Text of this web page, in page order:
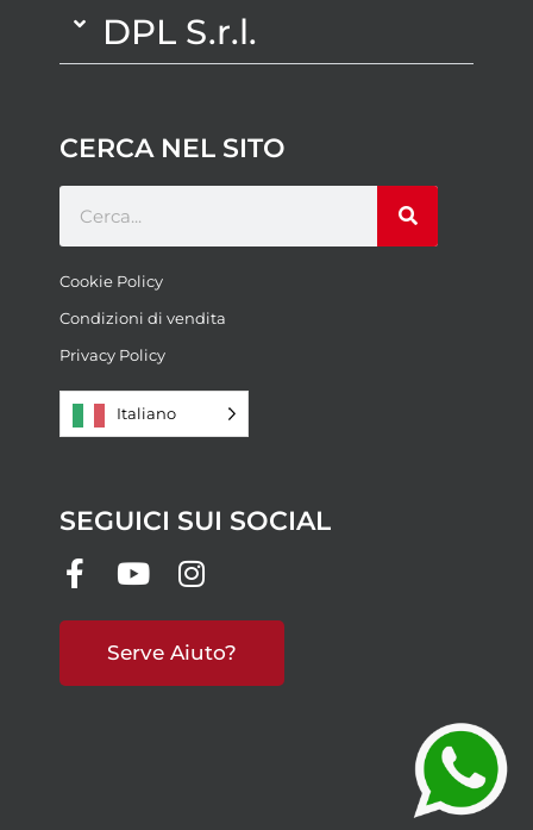
DPL S.r.l.
CERCA NEL SITO
Cookie Policy
Condizioni di vendita
Privacy Policy
Italiano
SEGUICI SUI SOCIAL
Serve Aiuto?